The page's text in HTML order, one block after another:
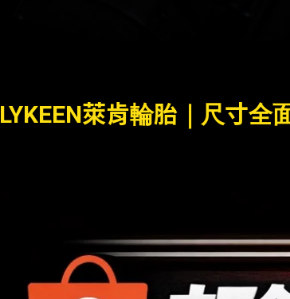
LYKEEN萊肯輪胎｜尺寸全